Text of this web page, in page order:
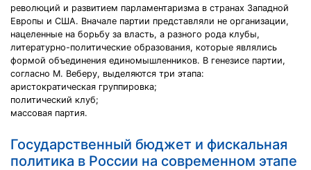
революций и развитием парламентаризма в странах Западной
Европы и США. Вначале партии представляли не организации,
нацеленные на борьбу за власть, а разного рода клубы,
литературно-политические образования, которые являлись
формой объединения единомышленников. В генезисе партии,
согласно М. Веберу, выделяются три этапа:
аристократическая группировка;
политический клуб;
массовая партия.
Государственный бюджет и фискальная
политика в России на современном этапе